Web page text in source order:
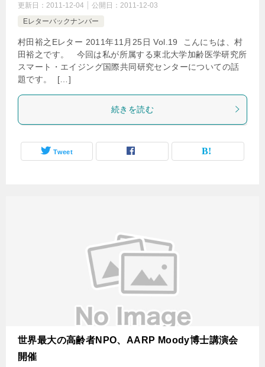
更新日： 2011-12-04 公開日： 2011-12-03
Eレターバックナンバー
村田裕之Eレター 2011年11月25日 Vol.19 こんにちは、村
田裕之です。 今回は私が所属する東北大学加齢医学研究所
スマート・エイジング国際共同研究センターについての話
題です。  […]
続きを読む
Tweet
世界最大の高齢者NPO、AARP Moody博士講演会
開催